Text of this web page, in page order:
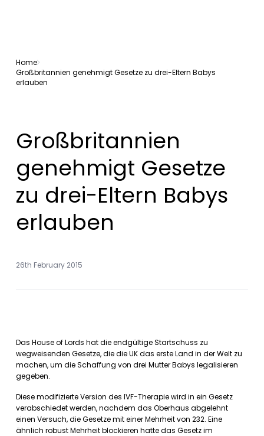
Home
Großbritannien genehmigt Gesetze zu drei-Eltern Babys
erlauben
Großbritannien
genehmigt Gesetze
zu drei-Eltern Babys
erlauben
26th February 2015
Das House of Lords hat die endgültige Startschuss zu
wegweisenden Gesetze, die die UK das erste Land in der Welt zu
machen, um die Schaffung von drei Mutter Babys legalisieren
gegeben.
Diese modifizierte Version des IVF-Therapie wird in ein Gesetz
verabschiedet werden, nachdem das Oberhaus abgelehnt
einen Versuch, die Gesetze mit einer Mehrheit von 232. Eine
ähnlich robust Mehrheit blockieren hatte das Gesetz im